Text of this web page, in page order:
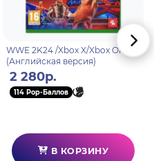
WWE 2K24 /Xbox X/Xbox One
(Английская версия)
2 280р.
114 Pop-Баллов
В КОРЗИНУ